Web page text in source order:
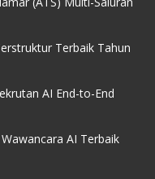
Terbaik Tahun
AI End-to-End
AI Terbaik